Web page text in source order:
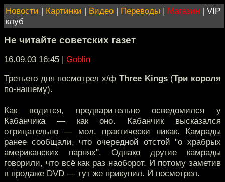
Новости | Картинки | Видео | Переводы | Магазин | VIP
клуб
Не читайте советских газет
16.09.03 16:45 | Goblin
Третьего дня посмотрел х/ф Three Kings(Три короля
по-нашему).
Как водится, предварительно осведомился у
Кабанчика — как оно. Кабанчик высказался
отрицательно — мол, практически никак. Камрады
ранее сообщали, что очередной отстой "о храбрых
американских парнях". Однако другие камрады
говорили, что всё как раз наоборот. И потому заметив
в продаже DVD — тут же прикупил. И посмотрел.